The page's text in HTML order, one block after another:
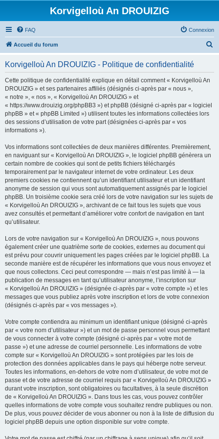
Korvigelloù An DROUIZIG
FAQ Connexion
Accueil du forum
Korvigelloù An DROUIZIG - Politique de confidentialité
Cette politique de confidentialité explique en détail comment « Korvigelloù An
DROUIZIG » et ses partenaires affiliés (désignés ci-après par « nous »,
« notre », « nos », « Korvigelloù An DROUIZIG » et
« https://www.drouizig.org/phpBB3 ») et phpBB (désigné ci-après par « logiciel
phpBB » et « phpBB Limited ») utilisent toutes les informations collectées lors
des sessions d’utilisation de votre part (désignées ci-après par « vos
informations »).
Vos informations sont collectées de deux manières différentes. Premièrement,
en naviguant sur « Korvigelloù An DROUIZIG », le logiciel phpBB génèrera un
certain nombre de cookies qui sont de petits fichiers téléchargés
temporairement par le navigateur internet de votre ordinateur. Les deux
premiers cookies ne contiennent qu’un identifiant utilisateur et un identifiant
anonyme de session qui vous sont automatiquement assignés par le logiciel
phpBB. Un troisième cookie sera créé lors de votre navigation sur les sujets de
« Korvigelloù An DROUIZIG », archivant de ce fait tous les sujets que vous
avez consultés et permettant d’améliorer votre confort de navigation en tant
qu’utilisateur.
Lors de votre navigation sur « Korvigelloù An DROUIZIG », nous pouvons
également créer une quatrième sorte de cookies, externes au document qui
est prévu pour couvrir uniquement les pages créées par le logiciel phpBB. La
seconde manière est de récupérer les informations que vous nous envoyez et
que nous collectons. Ceci peut correspondre — mais n’est pas limité à — la
publication de messages en tant qu’utilisateur anonyme, l’inscription sur
« Korvigelloù An DROUIZIG » (désignée ci-après par « votre compte ») et les
messages que vous publiez après votre inscription et lors de votre connexion
(désignés ci-après par « vos messages »).
Votre compte contiendra au minimum un identifiant unique (désigné ci-après
par « votre nom d’utilisateur ») et un mot de passe personnel vous permettant
de vous connecter à votre compte (désigné ci-après par « votre mot de
passe ») et une adresse de courriel personnelle. Les informations de votre
compte sur « Korvigelloù An DROUIZIG » sont protégées par les lois de
protection des données applicables dans le pays qui héberge notre serveur.
Toutes les informations, en-dehors de votre nom d’utilisateur, de votre mot de
passe et de votre adresse de courriel requis par « Korvigelloù An DROUIZIG »
durant votre inscription, sont obligatoires ou facultatives, à la seule discrétion
de « Korvigelloù An DROUIZIG ». Dans tous les cas, vous pouvez contrôler
quelles informations de votre compte vous souhaitez rendre publiques ou non.
De plus, vous pouvez décider de vous abonner ou non à la liste de diffusion du
logiciel phpBB depuis une option disponible sur votre compte.